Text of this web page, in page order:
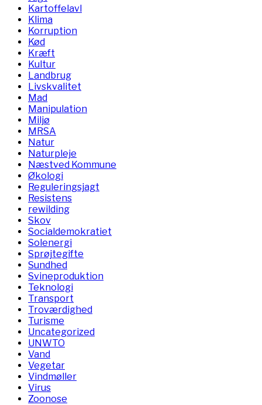
Kartoffelavl
Klima
Korruption
Kød
Kræft
Kultur
Landbrug
Livskvalitet
Mad
Manipulation
Miljø
MRSA
Natur
Naturpleje
Næstved Kommune
Økologi
Reguleringsjagt
Resistens
rewilding
Skov
Socialdemokratiet
Solenergi
Sprøjtegifte
Sundhed
Svineproduktion
Teknologi
Transport
Troværdighed
Turisme
Uncategorized
UNWTO
Vand
Vegetar
Vindmøller
Virus
Zoonose